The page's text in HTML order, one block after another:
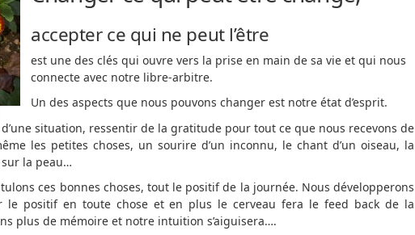
accepter ce qui ne peut l’être
est une des clés qui ouvre vers la prise en main de sa vie et qui nous
connecte avec notre libre-arbitre.
Un des aspects que nous pouvons changer est notre état d’esprit.
situation, ressentir de la gratitude pour tout ce que nous recevons de
les petites choses, un sourire d’un inconnu, le chant d’un oiseau, la
la peau…
ces bonnes choses, tout le positif de la journée. Nous développerons
le positif en toute chose et en plus le cerveau fera le feed back de la
plus de mémoire et notre intuition s’aiguisera….